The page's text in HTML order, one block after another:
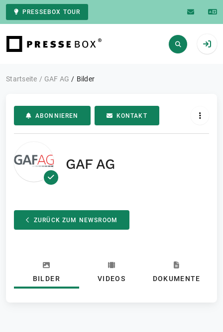
PRESSEBOX TOUR
Zur Startseite
Startseite GAF AG Bilder
ABONNIEREN KONTAKT
GAF AG
ZURÜCK ZUM NEWSROOM
BILDER VIDEOS DOKUMENTE